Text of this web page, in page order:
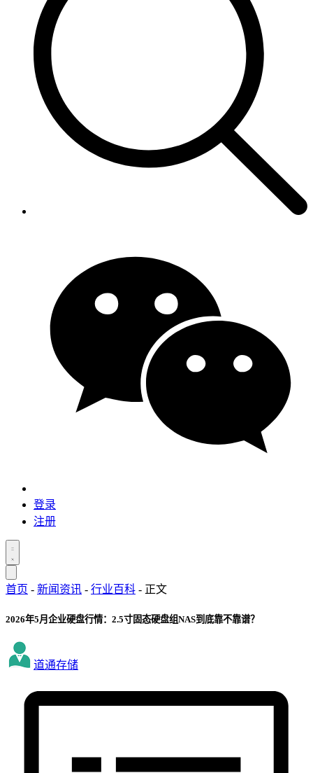
登录
注册
首页 - 新闻资讯 - 行业百科 - 正文
2026年5月企业硬盘行情：2.5寸固态硬盘组NAS到底靠不靠谱？
道通存储